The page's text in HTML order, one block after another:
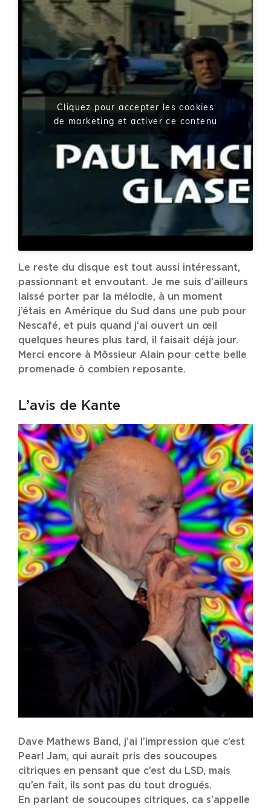
Cliquez pour accepter les cookies
de marketing et activer ce contenu
Le reste du disque est tout aussi intéressant,
passionnant et envoutant. Je me suis d’ailleurs
laissé porter par la mélodie, à un moment
j’étais en Amérique du Sud dans une pub pour
Nescafé, et puis quand j’ai ouvert un œil
quelques heures plus tard, il faisait déjà jour.
Merci encore à Môssieur Alain pour cette belle
promenade ô combien reposante.
L’avis de Kante
Dave Mathews Band, j’ai l’impression que c’est
Pearl Jam, qui aurait pris des soucoupes
citriques en pensant que c’est du LSD, mais
qu’en fait, ils sont pas du tout drogués.
En parlant de soucoupes citriques, ca s’appelle